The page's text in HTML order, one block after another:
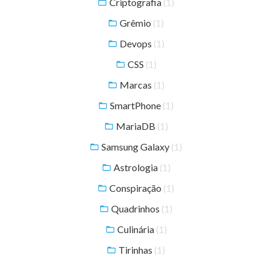
(1)
Grêmio (1)
Devops (1)
CSS (1)
Marcas (1)
SmartPhone (1)
MariaDB (1)
Samsung Galaxy (1)
Astrologia (1)
Conspiração (1)
Quadrinhos (1)
Culinária (1)
Tirinhas (1)